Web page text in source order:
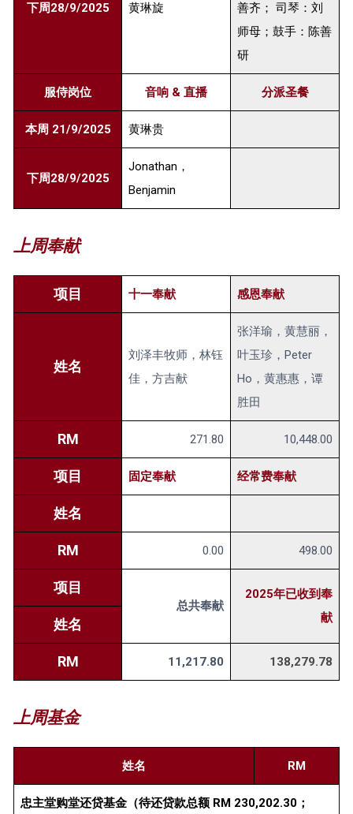
下周28/9/2025 黄琳旋
善齐； 司琴：刘
师母；鼓手：陈善
研
服侍岗位 音响 & 直播 分派圣餐
本周 21/9/2025 黄琳贵
下周28/9/2025
Jonathan，
Benjamin
上周奉献
项目 十一奉献 感恩奉献
姓名
刘泽丰牧师，林钰
佳，方吉献
张洋瑜，黄慧丽，
叶玉珍，Peter
Ho，黄惠惠，谭
胜田
RM 271.80 10,448.00
项目 固定奉献 经常费奉献
姓名
RM 0.00 498.00
项目
总共奉献
2025年已收到奉
献
姓名
RM 11,217.80 138,279.78
上周基金
姓名 RM
忠主堂购堂还贷基金（待还贷款总额 RM 230,202.30；